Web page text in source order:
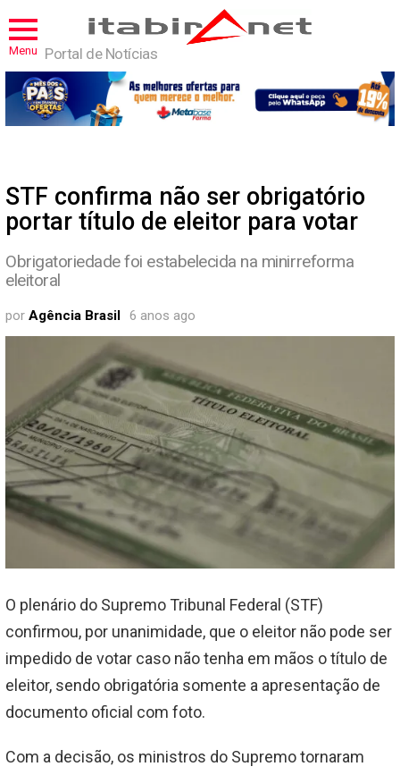
Menu Portal de Notícias
STF confirma não ser obrigatório
portar título de eleitor para votar
Obrigatoriedade foi estabelecida na minirreforma
eleitoral
por Agência Brasil 6 anos ago
O plenário do Supremo Tribunal Federal (STF)
confirmou, por unanimidade, que o eleitor não pode ser
impedido de votar caso não tenha em mãos o título de
eleitor, sendo obrigatória somente a apresentação de
documento oficial com foto.
Com a decisão, os ministros do Supremo tornaram